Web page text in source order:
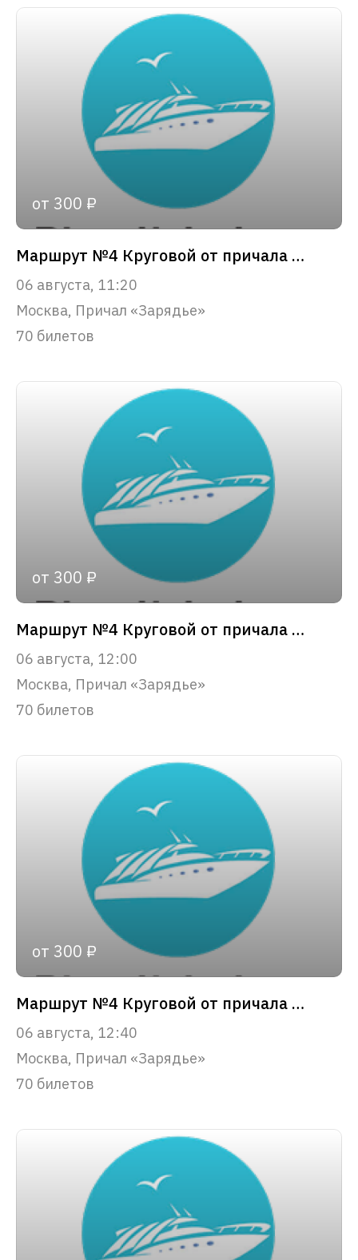
от 300 ₽
Маршрут №4 Круговой от причала «Зарядье»
06 августа, 11:20
Москва, Причал «Зарядье»
70 билетов
от 300 ₽
Маршрут №4 Круговой от причала «Зарядье»
06 августа, 12:00
Москва, Причал «Зарядье»
70 билетов
от 300 ₽
Маршрут №4 Круговой от причала «Зарядье»
06 августа, 12:40
Москва, Причал «Зарядье»
70 билетов